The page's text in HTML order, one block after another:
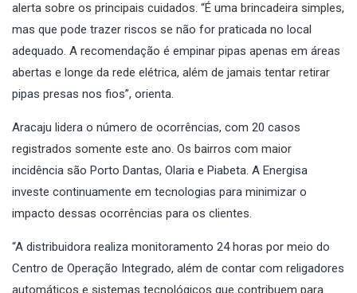
alerta sobre os principais cuidados. “É uma brincadeira simples,
mas que pode trazer riscos se não for praticada no local
adequado. A recomendação é empinar pipas apenas em áreas
abertas e longe da rede elétrica, além de jamais tentar retirar
pipas presas nos fios”, orienta.
Aracaju lidera o número de ocorrências, com 20 casos
registrados somente este ano. Os bairros com maior
incidência são Porto Dantas, Olaria e Piabeta. A Energisa
investe continuamente em tecnologias para minimizar o
impacto dessas ocorrências para os clientes.
“A distribuidora realiza monitoramento 24 horas por meio do
Centro de Operação Integrado, além de contar com religadores
automáticos e sistemas tecnológicos que contribuem para